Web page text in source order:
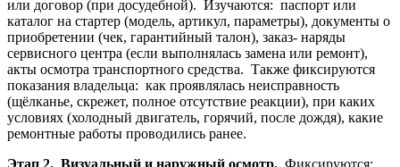
или договор (при досудебной). Изучаются: паспорт или
каталог на стартер (модель, артикул, параметры), документы о
приобретении (чек, гарантийный талон), заказ- наряды
сервисного центра (если выполнялась замена или ремонт),
акты осмотра транспортного средства. Также фиксируются
показания владельца: как проявлялась неисправность
(щёлканье, скрежет, полное отсутствие реакции), при каких
условиях (холодный двигатель, горячий, после дождя), какие
ремонтные работы проводились ранее.
Этап 2. Визуальный и наружный осмотр. Фиксируются: